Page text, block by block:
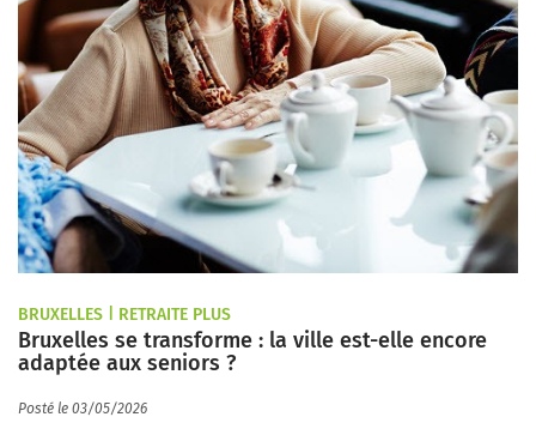
BRUXELLES | RETRAITE PLUS
Bruxelles se transforme : la ville est-elle encore
adaptée aux seniors ?
Posté le 03/05/2026